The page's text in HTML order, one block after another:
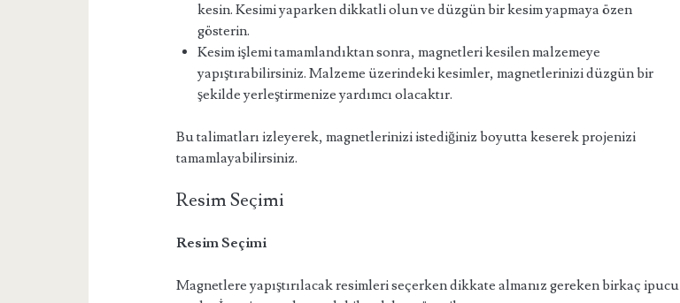
kesin. Kesimi yaparken dikkatli olun ve düzgün bir kesim yapmaya özen
gösterin.
Kesim işlemi tamamlandıktan sonra, magnetleri kesilen malzemeye
yapıştırabilirsiniz. Malzeme üzerindeki kesimler, magnetlerinizi düzgün bir
şekilde yerleştirmenize yardımcı olacaktır.
Bu talimatları izleyerek, magnetlerinizi istediğiniz boyutta keserek projenizi
tamamlayabilirsiniz.
Resim Seçimi
Resim Seçimi
Magnetlere yapıştırılacak resimleri seçerken dikkate almanız gereken birkaç ipucu